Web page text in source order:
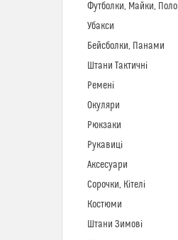
Футболки, Майки, Поло
Убакси
Бейсболки, Панами
Штани Тактичні
Ремені
Окуляри
Рюкзаки
Рукавиці
Аксесуари
Сорочки, Кітелі
Костюми
Штани Зимові